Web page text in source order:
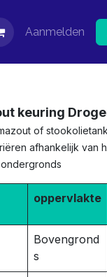
Aanmelden
keuring
of
afhankelijk van
oppervlakte
Bovengrond
s